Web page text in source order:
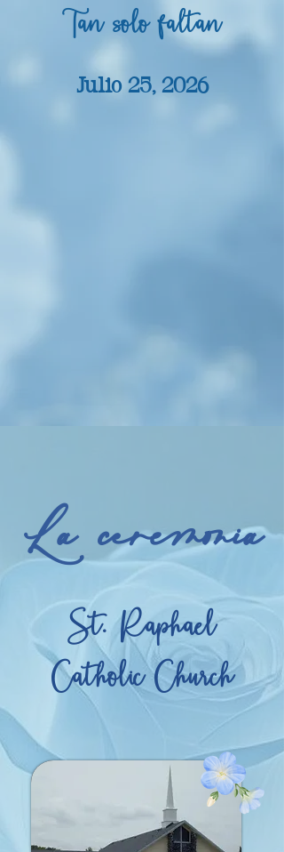
Tan solo faltan
Julio 25, 2026
La ceremonia
St. Raphael
Catholic Church